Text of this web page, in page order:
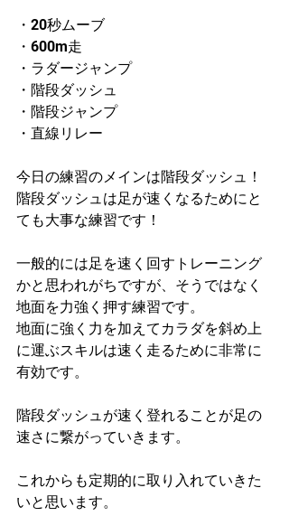
・20秒ムーブ
・600m走
・ラダージャンプ
・階段ダッシュ
・階段ジャンプ
・直線リレー
今日の練習のメインは階段ダッシュ！
階段ダッシュは足が速くなるためにと
ても大事な練習です！
一般的には足を速く回すトレーニング
かと思われがちですが、そうではなく
地面を力強く押す練習です。
地面に強く力を加えてカラダを斜め上
に運ぶスキルは速く走るために非常に
有効です。
階段ダッシュが速く登れることが足の
速さに繋がっていきます。
これからも定期的に取り入れていきた
いと思います。